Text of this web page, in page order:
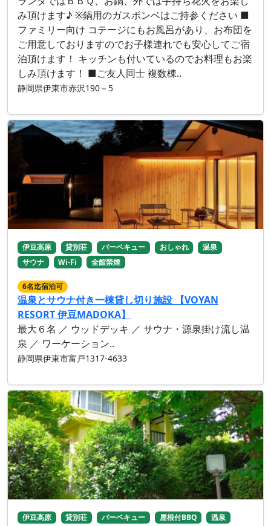
み頂けます♪ ※鍋用のガスボンベはご持参ください ■
ファミリー向け コテージにもお風呂があり、お布団を
ご用意しておりますのでお子様連れでも安心してご宿
泊頂けます！ キッチンも付いているのでお料理もお楽
しみ頂けます！ ■ご友人同士 複数棟..
静岡県伊東市赤沢190－5
伊豆高原 貸別荘 バーベキュー おしゃれ
温泉
サウナ
Wi-Fi 全館禁煙
6名迄宿泊可
温泉とサウナ付き一棟貸し切り施設 【VOYAN
RESORT 伊豆MADOKA】
最大６名 ／ ウッドデッキ ／ サウナ・源泉掛け流し温
泉 ／ ワーケーション..
静岡県伊東市富戸1317-4633
伊豆高原 貸別荘 バーベキュー 屋根付BBQ
温泉